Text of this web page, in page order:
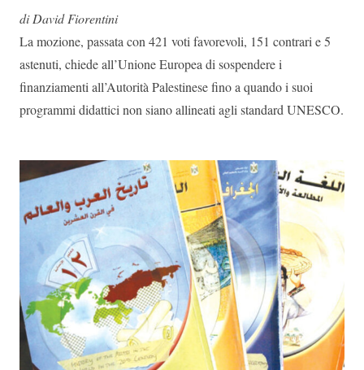
di David Fiorentini
La mozione, passata con 421 voti favorevoli, 151 contrari e 5
astenuti, chiede all’Unione Europea di sospendere i
finanziamenti all’Autorità Palestinese fino a quando i suoi
programmi didattici non siano allineati agli standard UNESCO.